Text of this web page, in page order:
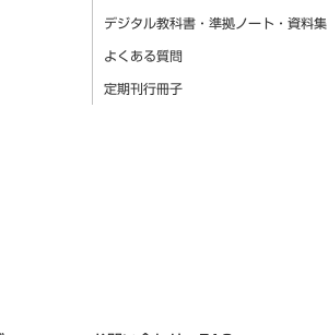
デジタル教科書・準拠ノート・資料集
よくある質問
定期刊行冊子